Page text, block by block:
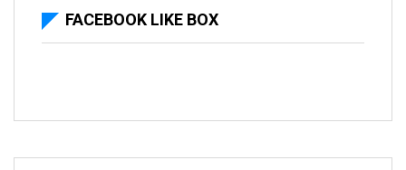
FACEBOOK LIKE BOX